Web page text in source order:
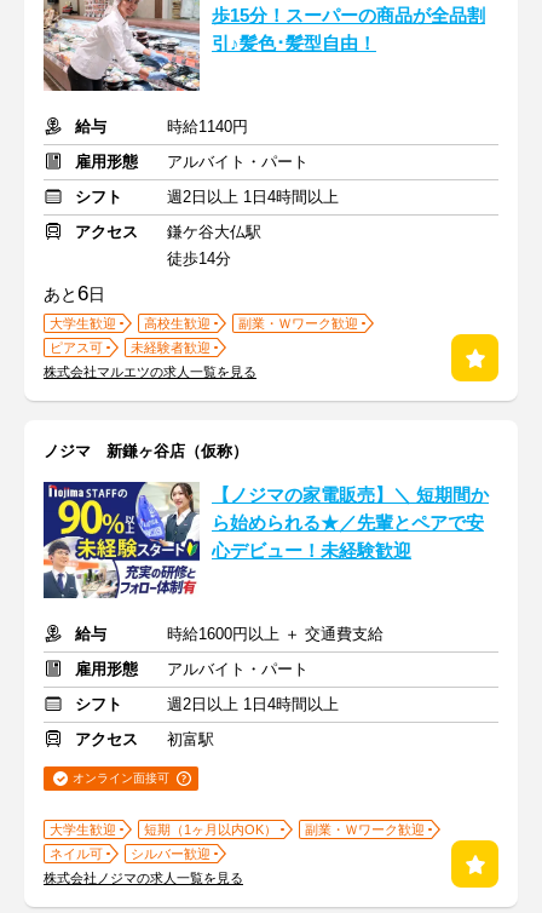
歩15分！スーパーの商品が全品割
引♪髪色･髪型自由！
給与
時給1140円
雇用形態
アルバイト・パート
シフト
週2日以上 1日4時間以上
アクセス
鎌ケ谷大仏駅
徒歩14分
あと6日
大学生歓迎 高校生歓迎
副業・Ｗワーク歓迎
ピアス可
未経験者歓迎
株式会社マルエツの求人一覧を見る
ノジマ 新鎌ヶ谷店（仮称）
【ノジマの家電販売】＼ 短期間か
ら始められる★／先輩とペアで安
心デビュー！未経験歓迎
給与
時給1600円以上 ＋ 交通費支給
雇用形態
アルバイト・パート
シフト
週2日以上 1日4時間以上
アクセス
初富駅
オンライン面接可
大学生歓迎 短期（1ヶ月以内OK）
副業・Ｗワーク歓迎
ネイル可
シルバー歓迎
株式会社ノジマの求人一覧を見る